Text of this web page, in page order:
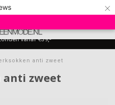
×
0
vanaf €39,-
anti zweet
anti zweet